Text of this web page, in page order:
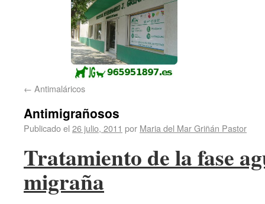
← Antimaláricos
Antimigrañosos
Publicado el 26 julio, 2011 por Maria del Mar Griñán Pastor
Tratamiento de la fase
migraña